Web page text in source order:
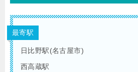
最寄駅
日比野駅(名古屋市)
西高蔵駅